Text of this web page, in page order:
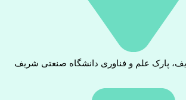
پارک علم و فناوری دانشگاه صنعتی شریف